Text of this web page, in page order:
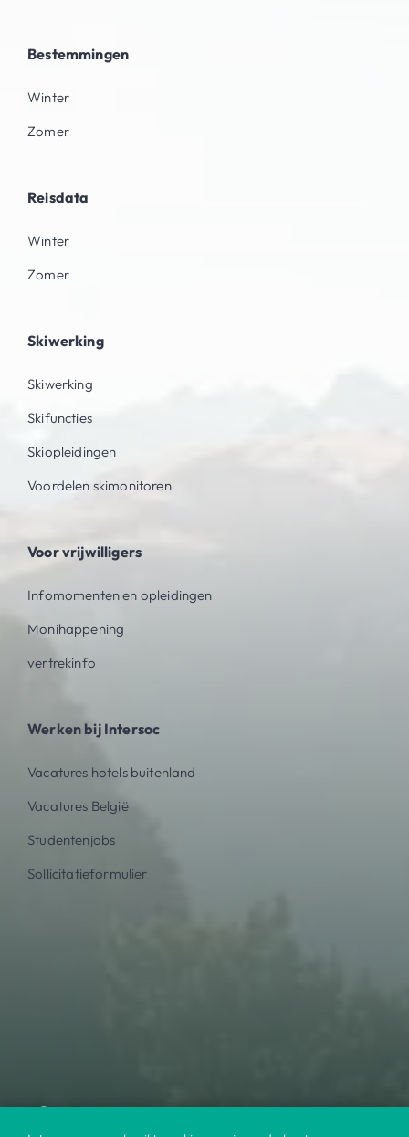
Bestemmingen
Winter
Zomer
Reisdata
Winter
Zomer
Skiwerking
Skiwerking
Skifuncties
Skiopleidingen
Voordelen skimonitoren
Voor vrijwilligers
Infomomenten en opleidingen
Monihappening
vertrekinfo
Werken bij Intersoc
Vacatures hotels buitenland
Vacatures België
Studentenjobs
Sollicitatieformulier